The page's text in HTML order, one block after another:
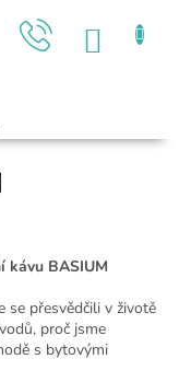
kávu BASIUM
se přesvědčili v životě
proč jsme
s bytovými